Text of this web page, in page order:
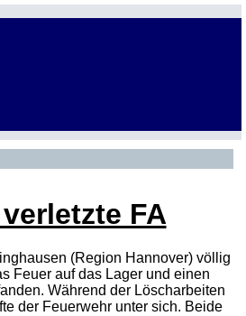
FA
(Region Hannover) völlig
Feuer auf das Lager und einen
Während der Löscharbeiten
der Feuerwehr unter sich. Beide